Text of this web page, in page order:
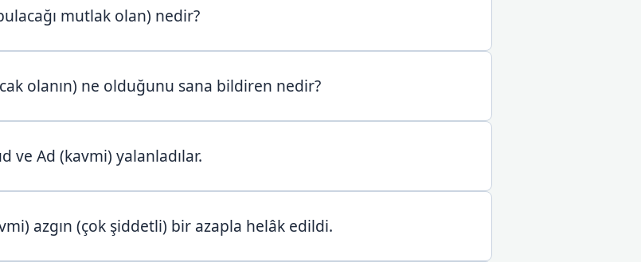
mutlak olan) nedir?
olanın) ne olduğunu sana bildiren nedir?
ve Ad (kavmi) yalanladılar.
azgın (çok şiddetli) bir azapla helâk edildi.